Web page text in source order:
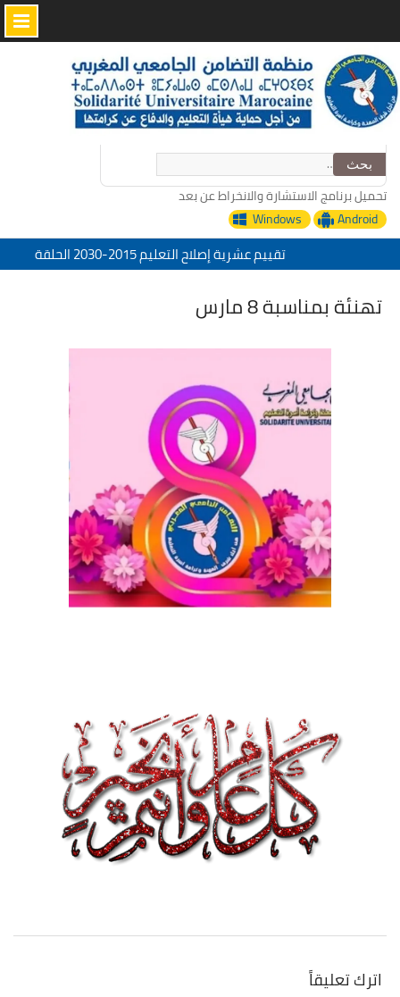
Skip
to
content
البحث
عن:
تحميل برنامج الاستشارة والانخراط عن بعد
Android
Windows
تقييم عشرية إصلاح التعليم 2015-2030 الحلقة
الأولى: المدرسة المغربية بين جمال النصوص وقسوة
الميدان – اليوم 24
منظمة التضامن الجامعي المغربي تعزي في وفاة
“التدبير الرقمي للإدارة التربية خدمات منظمة
تحت شعار: المدرسة المغربية والمشروع المجتمعي
تقييم عشرية إصلاح التعليم 2015-2030 الحلقة
الأولى: المدرسة المغربية بين جمال النصوص وقسوة
الميدان – اليوم 24
تهنئة بمناسبة 8 مارس
اترك تعليقاً